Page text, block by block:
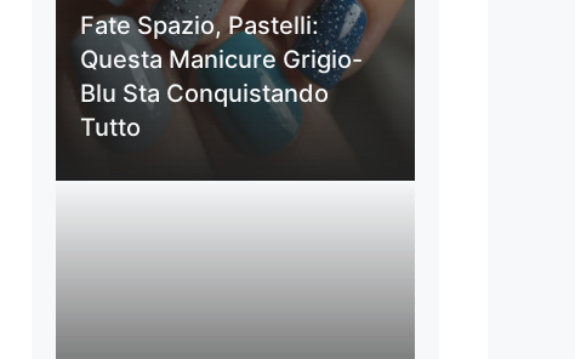
Fate Spazio, Pastelli:
Questa Manicure Grigio-
Blu Sta Conquistando
Tutto